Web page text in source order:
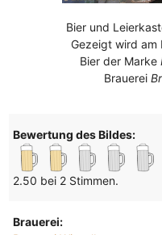
Bier und
Gezeigt wird am
Bier der Marke
Brauerei
Bewertung des Bildes:
2.50 bei 2 Stimmen.
Brauerei: